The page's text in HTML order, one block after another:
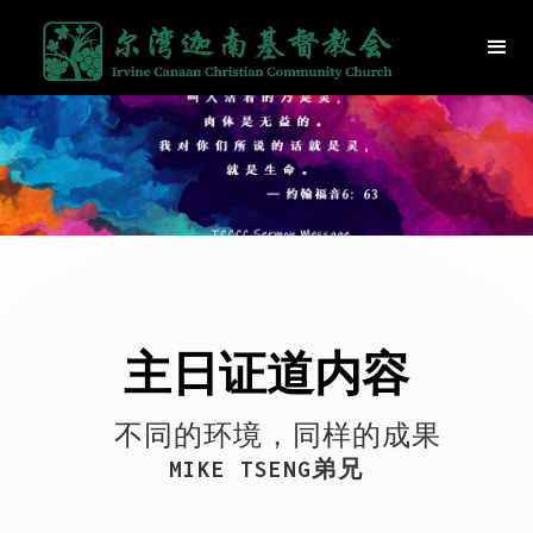
主日证道内容
不同的环境，同样的成果
MIKE TSENG弟兄